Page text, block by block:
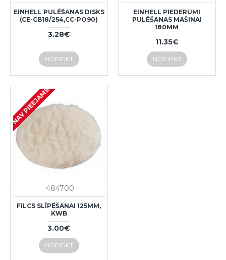
EINHELL PULĒŠANAS DISKS
(CE-CB18/254,CC-PO90)
3.28€
NOPIRKT
EINHELL PIEDERUMI
PULĒŠANAS MAŠINAI
180MM
11.35€
NOPIRKT
NAV PIEEJAMS
484700
FILCS SLĪPĒŠANAI 125MM,
KWB
3.00€
NOPIRKT